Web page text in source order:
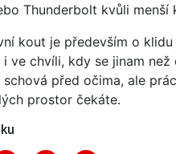
Thunderbolt kvůli menší
kout je především o
ve chvíli, kdy se jinam
před očima, ale
prostor čekáte.